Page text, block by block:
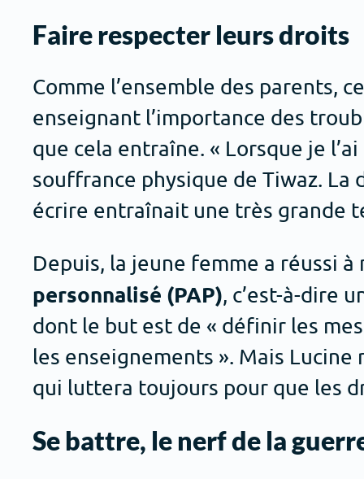
Faire respecter leurs droits
Comme l’ensemble des parents,
enseignant l’importance des
que cela entraîne. « Lorsque je
souffrance physique de Tiwaz.
écrire entraînait une très grande
Depuis, la jeune femme a réussi
personnalisé (PAP), c’est-à-dire
dont le but est de « définir les
les enseignements ». Mais
qui luttera toujours pour que les
Se battre, le nerf de la